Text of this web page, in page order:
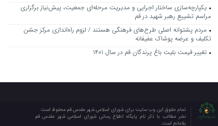
یکپارچه‌سازی ساختار اجرایی و مدیریت مرحله‌ای جمعیت، پیش‌نیاز برگزاری
مراسم تشییع رهبر شهید در قم
مردم پشتوانه اصلی طرح‌های فرهنگی هستند / لزوم راه‌اندازی مرکز جشن
تکلیف و عرضه پوشاک عفیفانه
تغییر قیمت بلیت باغ پرندگان قم در سال ۱۴۰۱
تمام حقوق این وب سایت برای شورای اسلامی شهر مقدس قم محفوظ است.
نشر مطالب با ذکر نام پایگاه اطلاع رسانی شورای اسلامی شهر مقدس قم
بلامانع است.